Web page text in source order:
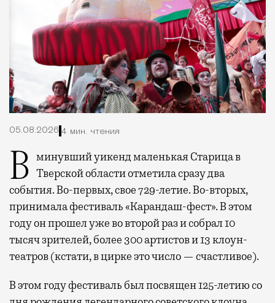
05.08.2026 4 мин. чтения
В минувший уикенд маленькая Старица в Тверской области отметила сразу два
события. Во-первых, свое 729-летие. Во-вторых,
принимала фестиваль «Карандаш-фест». В этом
году он прошел уже во второй раз и собрал 10
тысяч зрителей, более 300 артистов и 13 клоун-
театров (кстати, в цирке это число — счастливое).
В этом году фестиваль был посвящен 125-летию со